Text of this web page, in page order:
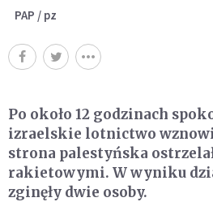
PAP / pz
Po około 12 godzinach
izraelskie lotnictwo
strona palestyńska
rakietowymi. W wyniku
zginęły dwie osoby.